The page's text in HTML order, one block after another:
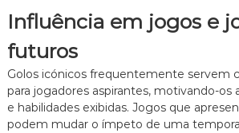
Influência em jogos e
futuros
Golos icónicos frequentemente servem
para jogadores aspirantes, motivando-os
e habilidades exibidas. Jogos que
podem mudar o ímpeto de uma